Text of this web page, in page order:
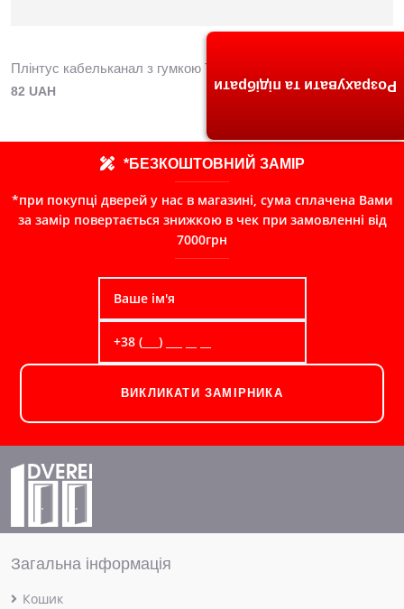
Плінтус кабельканал з гумкою ТИС 2,5м (горіх)
82 UAH
*БЕЗКОШТОВНИЙ ЗАМІР
*при покупці дверей у нас в магазині, сума сплачена Вами
за замір повертається знижкою в чек при замовленні від
7000грн
ВИКЛИКАТИ ЗАМІРНИКА
Загальна інформація
Кошик
Розрахувати та підібрати